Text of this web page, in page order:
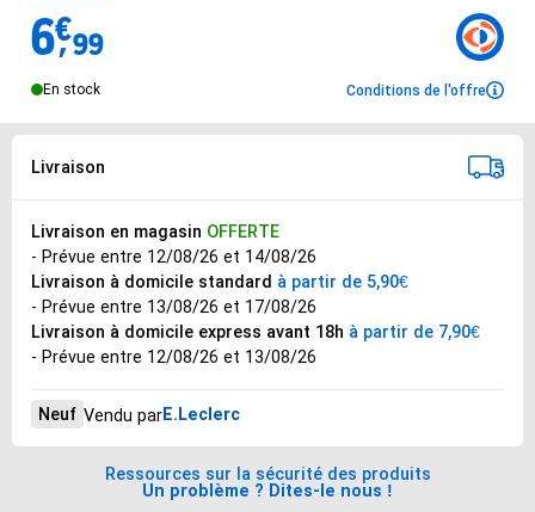
6€
,99
Vendu 6.99€
En stock Conditions de l'offre
Conditions de l'offre
Options de livraison
Sélectionnez votre mode de livraison préféré
Livraison
Livraison en magasin OFFERTE
- Prévue entre 12/08/26 et 14/08/26
Livraison à domicile standard à partir de 5,90€
- Prévue entre 13/08/26 et 17/08/26
Livraison à domicile express avant 18h à partir de 7,90€
- Prévue entre 12/08/26 et 13/08/26
Neuf Vendu parE.Leclerc
Ressources sur la sécurité des produits
Un problème ? Dites-le nous !